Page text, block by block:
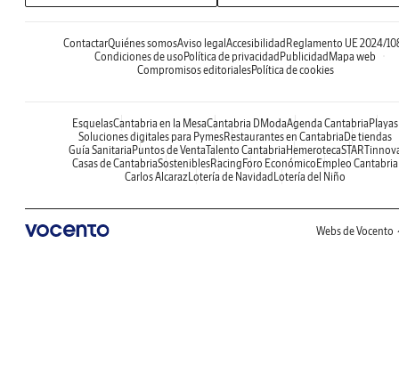
ContactarQuiénes somosAviso legalAccesibilidadReglamento UE 2024/
Condiciones de usoPolítica de privacidadPublicidadMapa web
Compromisos editorialesPolítica de cookies
EsquelasCantabria en la MesaCantabria DModaAgenda CantabriaPlayas
Soluciones digitales para PymesRestaurantes en CantabriaDe tiendas
Guía SanitariaPuntos de VentaTalento CantabriaHemeroteca
Casas de CantabriaSosteniblesRacingForo EconómicoEmpleo Cantabria
Carlos AlcarazLotería de NavidadLotería del Niño
Webs de Vocento